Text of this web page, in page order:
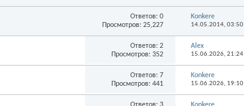
Ответов:0
Просмотров: 25,227
Konkere
14.05.2014, 03:50
Ответов:2
Просмотров: 352
Alex
15.06.2026, 21:24
Ответов:7
Просмотров: 441
Konkere
15.06.2026, 19:10